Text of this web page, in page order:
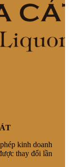
kinh doanh
thay đổi lần